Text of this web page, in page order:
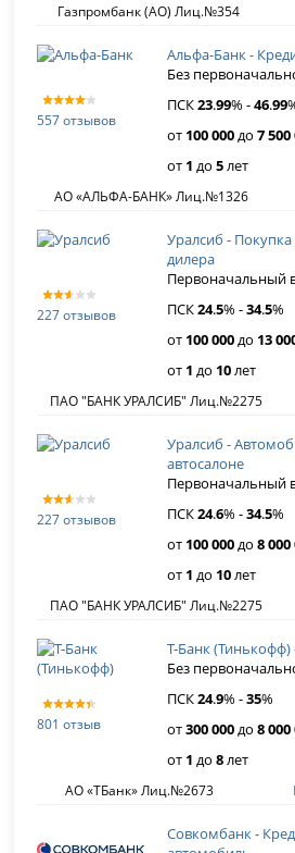
Газпромбанк (АО) Лиц.№354
557 отзывов
Альфа-Банк -
Без
ПСК23.99% -46.99
от 100 000до7 500
от 1 до5лет
АО «АЛЬФА-БАНК» Лиц.№1326
227 отзывов
Уралсиб -
дилера
Первоначальный
ПСК24.5% -34.5%
от 100 000до 13
от 1 до 10лет
ПАО "БАНК УРАЛСИБ" Лиц.№2275
227 отзывов
Уралсиб -
автосалоне
Первоначальный
ПСК24.6% -34.5%
от 100 000до8 000
от 1 до 10лет
ПАО "БАНК УРАЛСИБ" Лиц.№2275
801 отзыв
Т-Банк (Тинькофф)
Без
ПСК24.9% -35%
от300 000до8 000
от 1 до8лет
АО «ТБанк» Лиц.№2673
Совкомбанк -